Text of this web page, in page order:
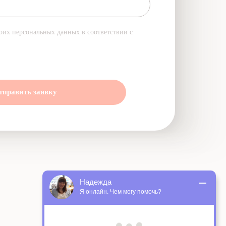
персональных данных в соответствии с
заявку
Надежда
Я онлайн. Чем могу помочь?